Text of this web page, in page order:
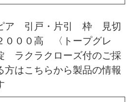
ア 引戸・片引 枠 見切
００高 〈トープグレ
クラクローズ付のご採
方はこちらから製品の情報